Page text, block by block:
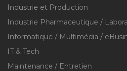
Industrie et Production
Industrie Pharmaceutique /
Informatique / Multimédia /
IT & Tech
Maintenance / Entretien